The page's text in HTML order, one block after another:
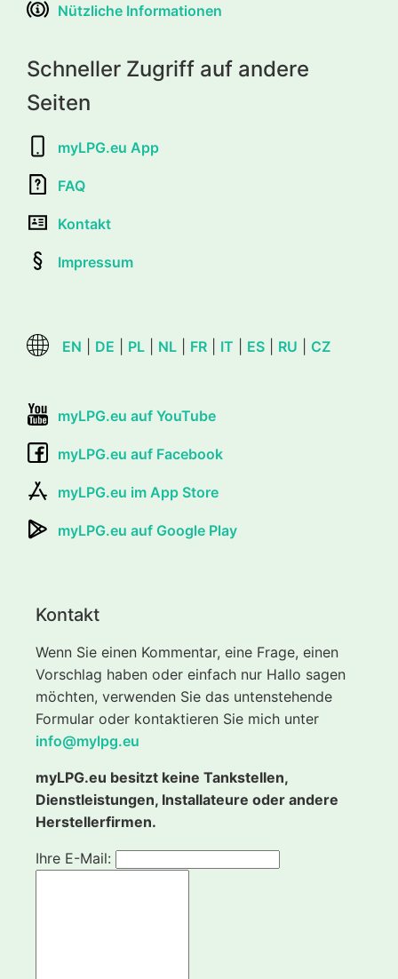
Nützliche Informationen
Schneller Zugriff auf andere
Seiten
myLPG.eu App
FAQ
Kontakt
Impressum
EN DE PL NL FR IT ES RU CZ
myLPG.eu auf YouTube
myLPG.eu auf Facebook
myLPG.eu im App Store
myLPG.eu auf Google Play
Kontakt
Wenn Sie einen Kommentar, eine Frage, einen
Vorschlag haben oder einfach nur Hallo sagen
möchten, verwenden Sie das untenstehende
Formular oder kontaktieren Sie mich unter
info@mylpg.eu
myLPG.eu besitzt keine Tankstellen,
Dienstleistungen, Installateure oder andere
Herstellerfirmen.
Ihre E-Mail: